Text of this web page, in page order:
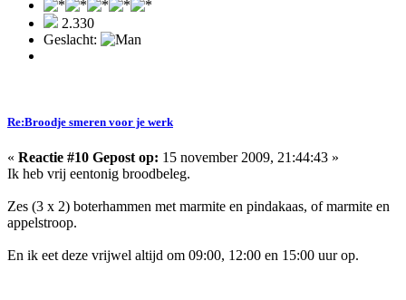
2.330
Geslacht:
Re:Broodje smeren voor je werk
« Reactie #10 Gepost op: 15 november 2009, 21:44:43 »
Ik heb vrij eentonig broodbeleg.
Zes (3 x 2) boterhammen met marmite en pindakaas, of marmite en
appelstroop.
En ik eet deze vrijwel altijd om 09:00, 12:00 en 15:00 uur op.